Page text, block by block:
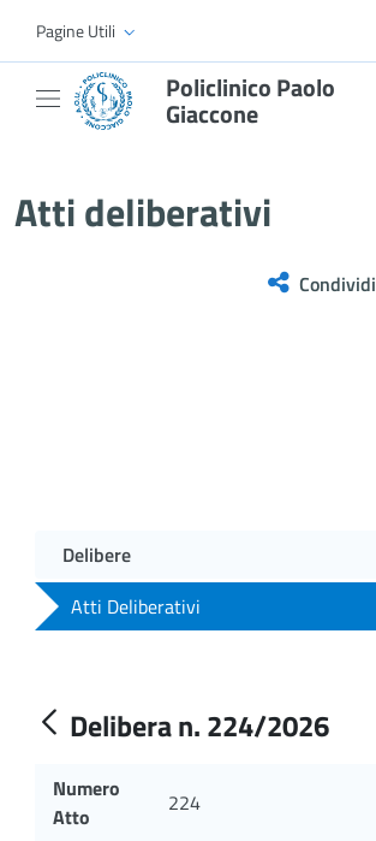
Skip to Main Content
Pagine Utili
Policlinico Paolo
Giaccone
Atti deliberativi
Condividi
Delibere
Atti Deliberativi
Delibera n. 224/2026
Numero
Atto
224